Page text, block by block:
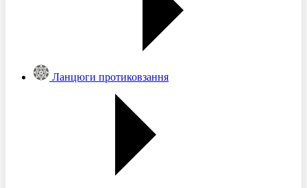
Ланцюги протиковзання